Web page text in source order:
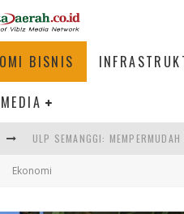
BISNIS
ULP SEMANGGI:
BAKMI PANGSIT AYAM,
Ekonomi